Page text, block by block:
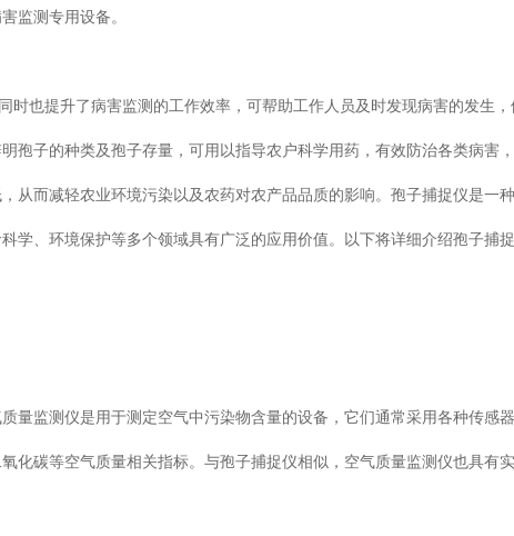
测专用设备。
提升了病害监测的工作效率，可帮助工作人员及时发现病害的发生
明孢子的种类及孢子存量，可用以指导农户科学用药，有效防治各类病害
，从而减轻农业环境污染以及农药对农产品品质的影响。孢子捕捉仪是一
学、环境保护等多个领域具有广泛的应用价值。以下将详细介绍孢子捕
监测仪是用于测定空气中污染物含量的设备，它们通常采用各种传感
二氧化碳等空气质量相关指标。与孢子捕捉仪相似，空气质量监测仪也具有